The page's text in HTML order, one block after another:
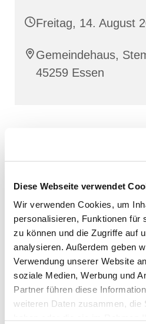
Diese Webseite verwendet
Wir verwenden Cookies, um
personalisieren, Funktionen für
zu können und die Zugriffe auf
analysieren. Außerdem geben
Verwendung unserer Website
soziale Medien, Werbung und
Partner führen diese
weiteren Daten zusammen, die
Freitag, 14. August
Gemeindehaus,
45259 Essen